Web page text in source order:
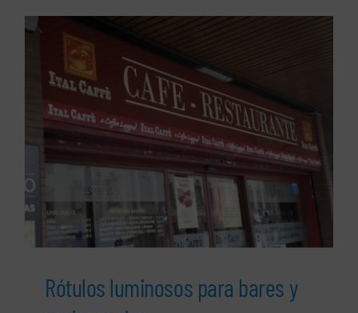
Rótulos luminosos para bares y